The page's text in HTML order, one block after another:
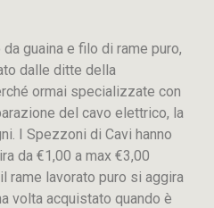
guaina e filo di rame puro,
dalle ditte della
ormai specializzate con
del cavo elettrico, la
I Spezzoni di Cavi hanno
da €1,00 a max €3,00
rame lavorato puro si aggira
volta acquistato quando è